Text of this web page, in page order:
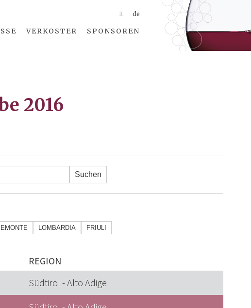
it de
VERKOSTER SPONSOREN
2016
Suchen
LOMBARDIA FRIULI
REGION
Südtirol - Alto Adige